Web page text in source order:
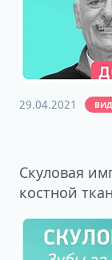
29.04.2021
Скуловая
костной